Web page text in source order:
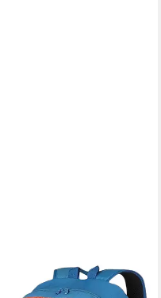
DERBYSTARRucksack
22,90 €